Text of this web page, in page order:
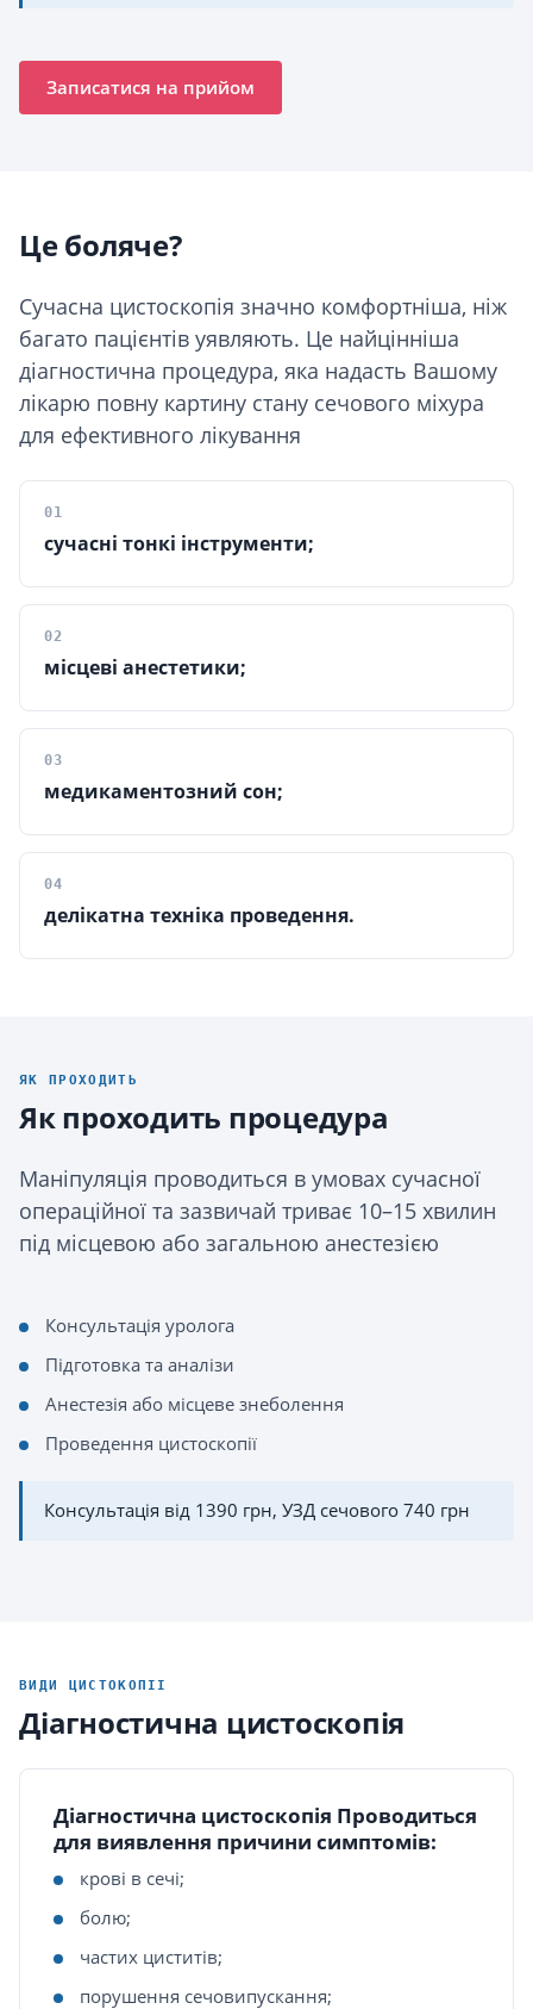
Записатися на прийом
Це боляче?
Сучасна цистоскопія значно комфортніша, ніж
багато пацієнтів уявляють. Це найцінніша
діагностична процедура, яка надасть Вашому
лікарю повну картину стану сечового міхура
для ефективного лікування
01
сучасні тонкі інструменти;
02
місцеві анестетики;
03
медикаментозний сон;
04
делікатна техніка проведення.
ЯК ПРОХОДИТЬ
Як проходить процедура
Маніпуляція проводиться в умовах сучасної
операційної та зазвичай триває 10–15 хвилин
під місцевою або загальною анестезією
Консультація уролога
Підготовка та аналізи
Анестезія або місцеве знеболення
Проведення цистоскопії
Консультація від 1390 грн, УЗД сечового 740 грн
ВИДИ ЦИСТОКОПІІ
Діагностична цистоскопія
Діагностична цистоскопія Проводиться
для виявлення причини симптомів:
крові в сечі;
болю;
частих циститів;
порушення сечовипускання;